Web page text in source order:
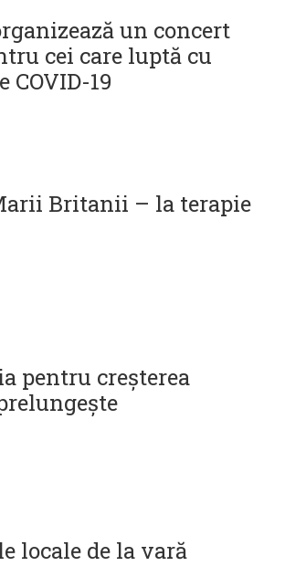
un concert
cei care luptă cu
COVID-19
Britanii – la terapie
pentru creșterea
locale de la vară